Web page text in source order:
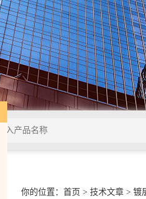
你的位置： 首页 > 技术文章> 镀